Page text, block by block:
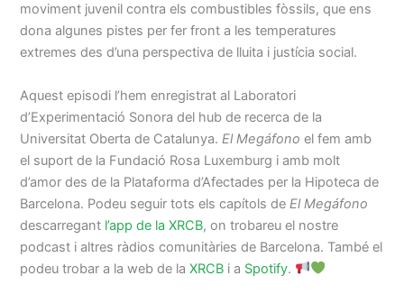
moviment juvenil contra els combustibles fòssils, que ens
dona algunes pistes per fer front a les temperatures
extremes des d’una perspectiva de lluita i justícia social.
Aquest episodi l’hem enregistrat al Laboratori
d’Experimentació Sonora del hub de recerca de la
Universitat Oberta de Catalunya. El Megáfono el fem amb
el suport de la Fundació Rosa Luxemburg i amb molt
d’amor des de la Plataforma d’Afectades per la Hipoteca de
Barcelona. Podeu seguir tots els capítols de El Megáfono
descarregant l’app de la XRCB, on trobareu el nostre
podcast i altres ràdios comunitàries de Barcelona. També el
podeu trobar a la web de laXRCB i a Spotify.